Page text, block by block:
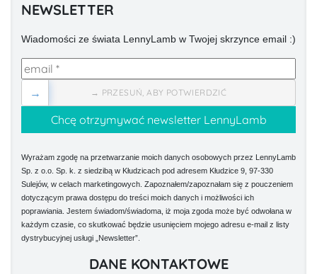
NEWSLETTER
Wiadomości ze świata LennyLamb w Twojej skrzynce email :)
→ PRZESUŃ, ABY POTWIERDZIĆ
→
Wyrażam zgodę na przetwarzanie moich danych osobowych przez LennyLamb
Sp. z o.o. Sp. k. z siedzibą w Kłudzicach pod adresem Kłudzice 9, 97-330
Sulejów, w celach marketingowych. Zapoznałem/zapoznałam się z pouczeniem
dotyczącym prawa dostępu do treści moich danych i możliwości ich
poprawiania. Jestem świadom/świadoma, iż moja zgoda może być odwołana w
każdym czasie, co skutkować będzie usunięciem mojego adresu e-mail z listy
dystrybucyjnej usługi „Newsletter”.
DANE KONTAKTOWE